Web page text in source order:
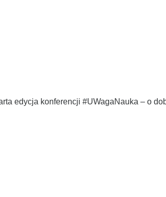
edycja konferencji #UWagaNauka – o